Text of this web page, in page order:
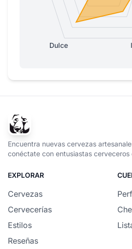
Dulce
Encuentra nuevas cervezas
conéctate con entusiastas cerveceros
EXPLORAR
Cervezas
Cervecerías
Estilos
Reseñas